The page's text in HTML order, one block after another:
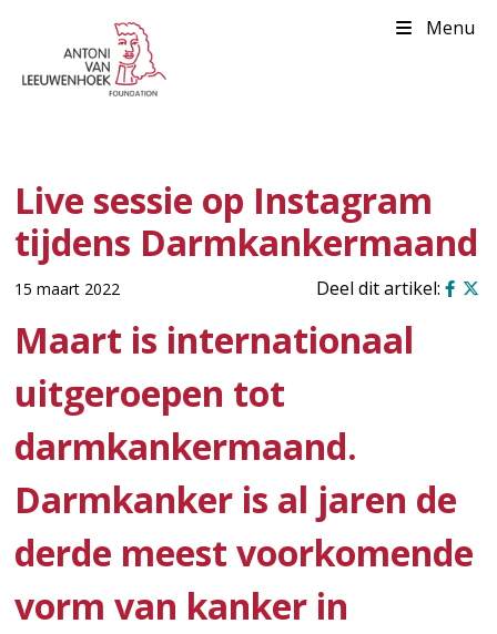
Menu
Live sessie op Instagram
tijdens Darmkankermaand
15 maart 2022
Maart is internationaal
uitgeroepen tot
darmkankermaand.
Darmkanker is al jaren de
derde meest voorkomende
vorm van kanker in